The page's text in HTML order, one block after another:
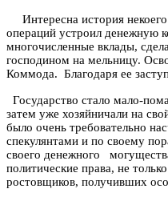
Интересна история некоего
операций устроил денежную
многочисленные вклады,
господином на мельницу.
Коммода. Благодаря ее
Государство стало мало-
затем уже хозяйничали на
было очень требовательно
спекулянтами и по своему
своего денежного
политические права, не
ростовщиков, получивших